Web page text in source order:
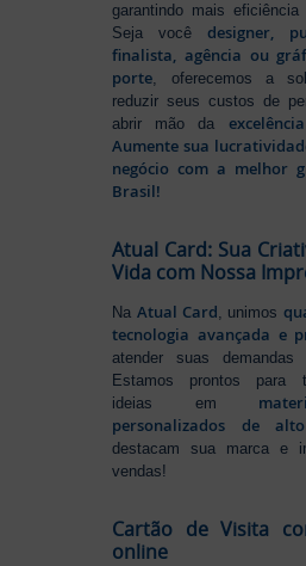
garantindo mais
Seja vocêdesigner,
finalista, agência ou
porte, oferecemos a
reduzir seus custos de
abrir mão da
Aumente sua
negócio com a melhor
Brasil!
Atual Card: Sua
Vida com Nossa
Na Atual Card, unimos
tecnologia avançada e
atender suas demandas
Estamos prontos para
ideias em
personalizados de
destacam sua marca e
vendas!
Cartão de Visita
online